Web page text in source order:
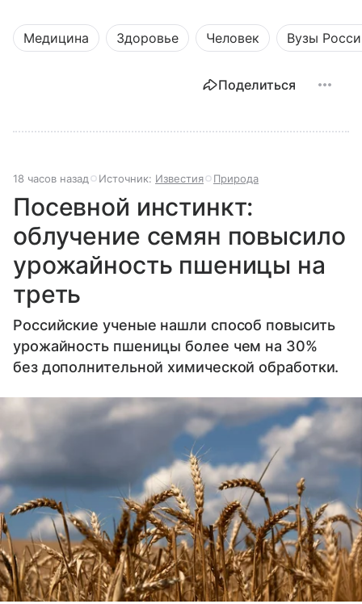
Медицина Здоровье Человек Вузы
Поделиться
18 часов назад Источник: Известия Природа
Посевной инстинкт:
облучение семян повысило
урожайность пшеницы на
треть
Российские ученые нашли способ повысить
урожайность пшеницы более чем на 30%
без дополнительной химической обработки.